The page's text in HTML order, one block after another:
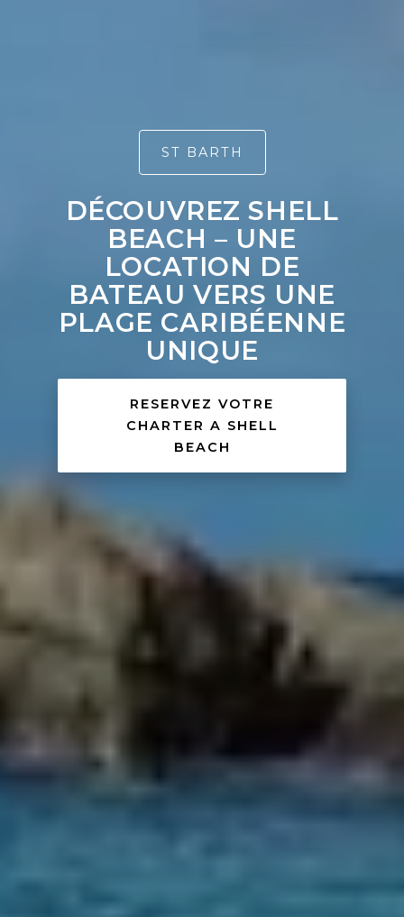
ST BARTH
DÉCOUVREZ SHELL
BEACH – UNE
LOCATION DE
BATEAU VERS UNE
PLAGE CARIBÉENNE
UNIQUE
RESERVEZ VOTRE
CHARTER A SHELL
BEACH